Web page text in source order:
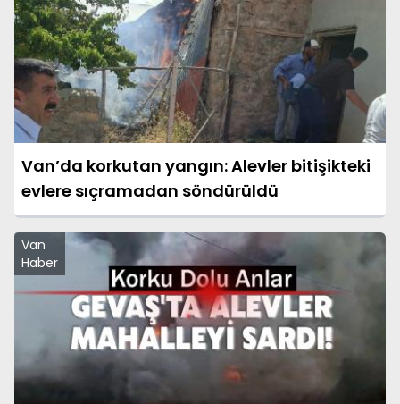
Van’da korkutan yangın: Alevler bitişikteki
evlere sıçramadan söndürüldü
Van
Haber